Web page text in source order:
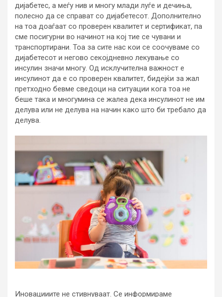
дијабетес, а меѓу нив и многу млади луѓе и дечиња,
полесно да се справат со дијабетесот. Дополнително
на тоа доаѓаат со проверен квалитет и сертификат, па
сме посигурни во начинот на кој тие се чувани и
транспортирани. Тоа за сите нас кои се соочуваме со
дијабетесот и негово секојдневно лекување со
инсулин значи многу. Од исклучителна важност е
инсулинот да е со проверен квалитет, бидејќи за жал
претходно бевме сведоци на ситуации кога тоа не
беше така и многумина се жалеа дека инсулинот не им
делува или не делува на начин како што би требало да
делува.
Иновацииите не стивнуваат. Се информираме